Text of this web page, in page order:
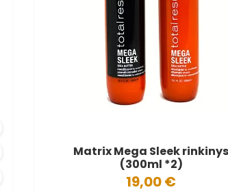
Matrix Mega Sleek
(300ml *2)
19,00 €